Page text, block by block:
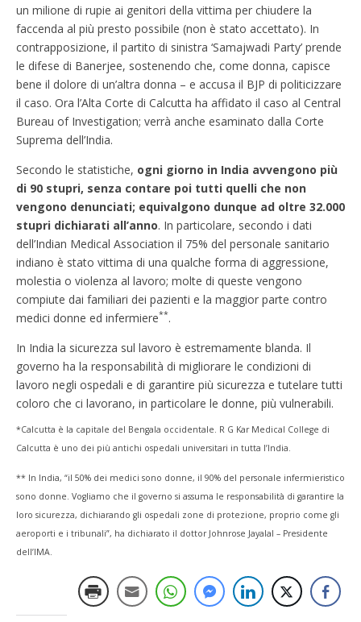
un milione di rupie ai genitori della vittima per chiudere la
faccenda al più presto possibile (non è stato accettato). In
contrapposizione, il partito di sinistra ‘Samajwadi Party’ prende
le difese di Banerjee, sostenendo che, come donna, capisce
bene il dolore di un’altra donna – e accusa il BJP di politicizzare
il caso. Ora l’Alta Corte di Calcutta ha affidato il caso al Central
Bureau of Investigation; verrà anche esaminato dalla Corte
Suprema dell’India.
Secondo le statistiche, ogni giorno in India avvengono più
di 90 stupri, senza contare poi tutti quelli che non
vengono denunciati; equivalgono dunque ad oltre 32.000
stupri dichiarati all’anno. In particolare, secondo i dati
dell’Indian Medical Association il 75% del personale sanitario
indiano è stato vittima di una qualche forma di aggressione,
molestia o violenza al lavoro; molte di queste vengono
compiute dai familiari dei pazienti e la maggior parte contro
medici donne ed infermiere**.
In India la sicurezza sul lavoro è estremamente blanda. Il
governo ha la responsabilità di migliorare le condizioni di
lavoro negli ospedali e di garantire più sicurezza e tutelare tutti
coloro che ci lavorano, in particolare le donne, più vulnerabili.
*Calcutta è la capitale del Bengala occidentale. R G Kar Medical College di
Calcutta è uno dei più antichi ospedali universitari in tutta l’India.
** In India, “il 50% dei medici sono donne, il 90% del personale infermieristico
sono donne. Vogliamo che il governo si assuma le responsabilità di garantire la
loro sicurezza, dichiarando gli ospedali zone di protezione, proprio come gli
aeroporti e i tribunali”, ha dichiarato il dottor Johnrose Jayalal – Presidente
dell’IMA.